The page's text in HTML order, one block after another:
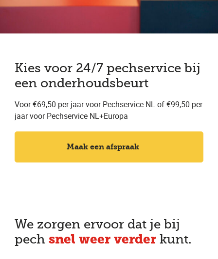
Kies voor 24/7 pechservice bij
een onderhoudsbeurt
Voor €69,50 per jaar voor Pechservice NL of €99,50 per
jaar voor Pechservice NL+Europa
Maak een afspraak
We zorgen ervoor dat je bij
pech snel weer verder kunt.